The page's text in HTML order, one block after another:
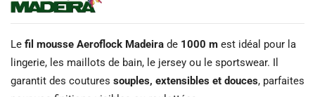
Le fil mousse Aeroflock Madeira de 1000 m est idéal pour la
lingerie, les maillots de bain, le jersey ou le sportswear. Il
garantit des coutures souples, extensibles et douces, parfaites